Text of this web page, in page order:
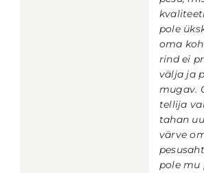
pole
oma
rind ei
välja ja
mugav.
tellija
tahan
värve
pole mu